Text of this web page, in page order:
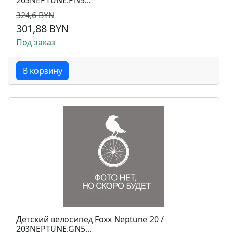
324,6 BYN
301,88 BYN
Под заказ
В корзину
Детский велосипед Foxx Neptune 20 /
203NEPTUNE.GN5...